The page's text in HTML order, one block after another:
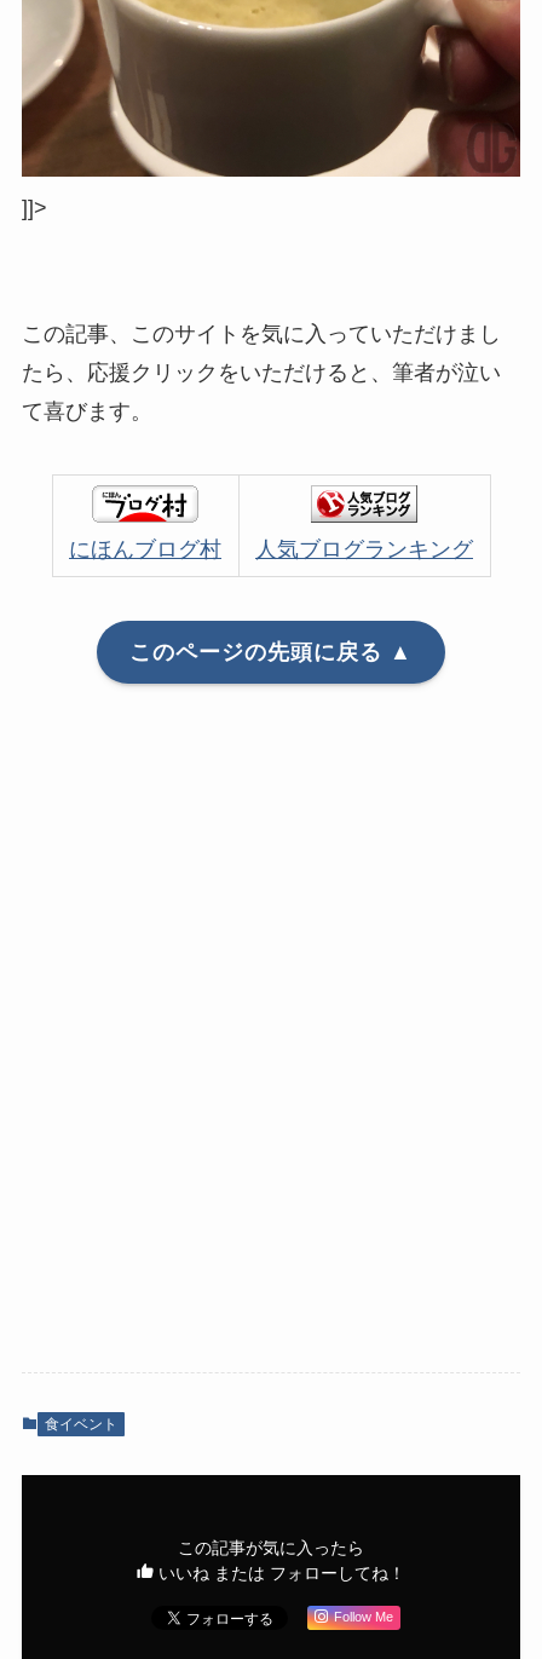
]]>
この記事、このサイトを気に入っていただけまし
たら、応援クリックをいただけると、筆者が泣い
て喜びます。
にほんブログ村 人気ブログランキング
このページの先頭に戻る ▲
食イベント
この記事が気に入ったら
いいね または フォローしてね！
Follow Me